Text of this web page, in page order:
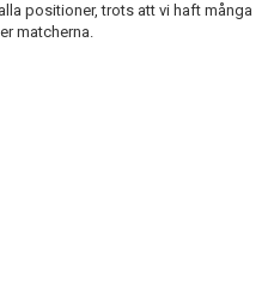
positioner, trots att vi haft många
matcherna.